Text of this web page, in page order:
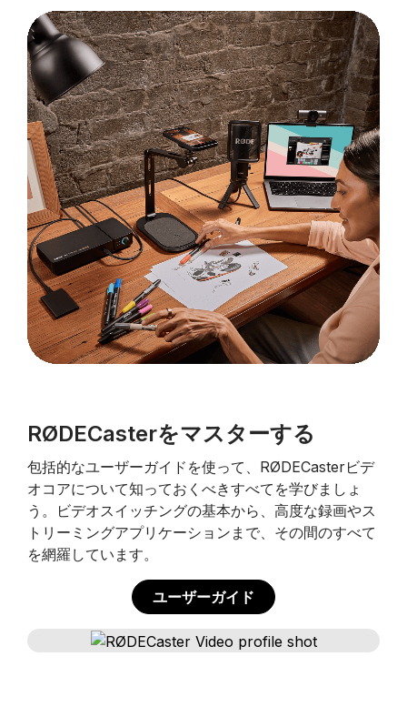
RØDECasterをマスターする
包括的なユーザーガイドを使って、RØDECasterビデ
オコアについて知っておくべきすべてを学びましょ
う。ビデオスイッチングの基本から、高度な録画やス
トリーミングアプリケーションまで、その間のすべて
を網羅しています。
ユーザーガイド